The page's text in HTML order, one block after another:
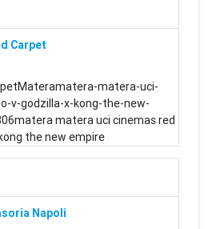
Carpet
matera-uci-
v-godzilla-x-kong-the-new-
matera uci cinemas red
the new empire
Napoli